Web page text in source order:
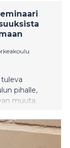
pihalle,
muuta.
kylätalolle
sote-
ja uusi